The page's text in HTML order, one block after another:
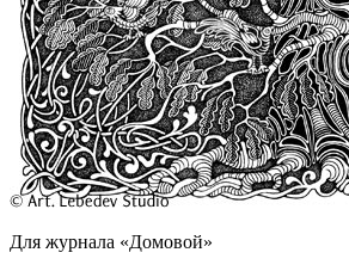
Для журнала «Домовой»